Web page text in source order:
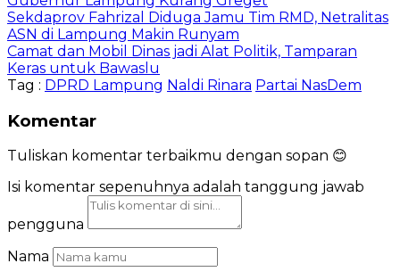
Sekdaprov Fahrizal Diduga Jamu Tim RMD, Netralitas
ASN di Lampung Makin Runyam
Camat dan Mobil Dinas jadi Alat Politik, Tamparan
Keras untuk Bawaslu
Tag : DPRD Lampung Naldi Rinara Partai NasDem
Komentar
Tuliskan komentar terbaikmu dengan sopan 😊
Isi komentar sepenuhnya adalah tanggung jawab
pengguna
Nama